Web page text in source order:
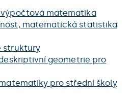
výpočtová matematika
matematická statistika
struktury
geometrie pro
pro střední školy